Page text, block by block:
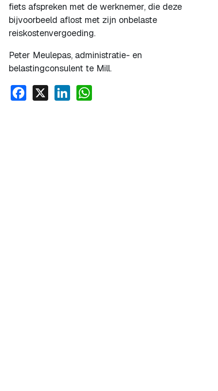
fiets afspreken met de werknemer, die deze
bijvoorbeeld aflost met zijn onbelaste
reiskostenvergoeding.
Peter Meulepas, administratie- en
belastingconsulent te Mill.
Facebook
X LinkedIn